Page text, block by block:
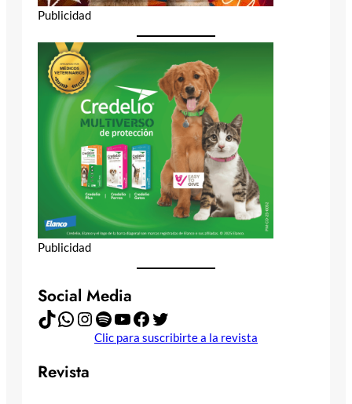
Publicidad
Publicidad
Social Media
TikTok WhatsApp Instagram Spotify YouTube Facebook Twitter
Clic para suscribirte a la revista
Revista